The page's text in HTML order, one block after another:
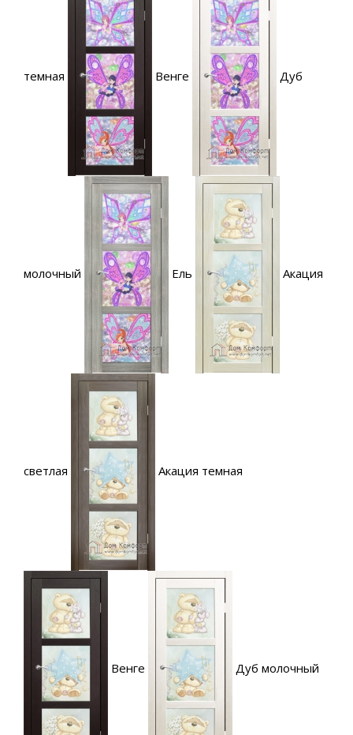
темная Венге Дуб
молочный Ель Акация
светлая Акация темная
Венге Дуб молочный